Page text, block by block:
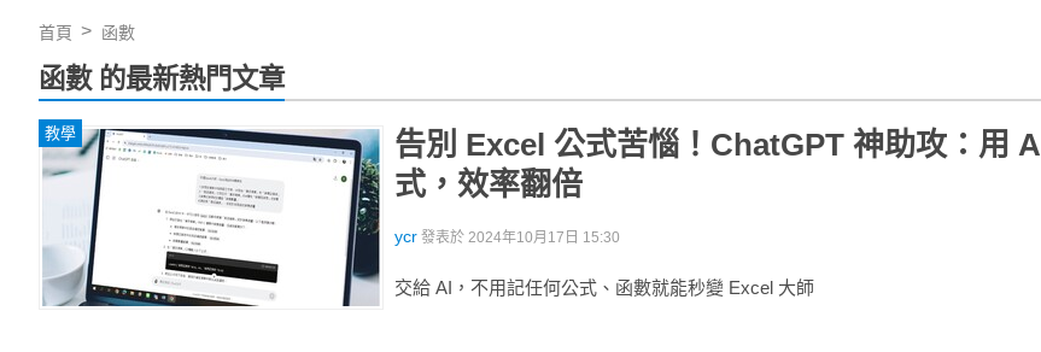
首頁 函數
函數 的最新熱門文章
教學
告別 Excel 公式苦惱！ChatGPT 神助攻：用
式，效率翻倍
ycr 發表於 2024年10月17日 15:30
交給 AI，不用記任何公式、函數就能秒變 Excel 大師